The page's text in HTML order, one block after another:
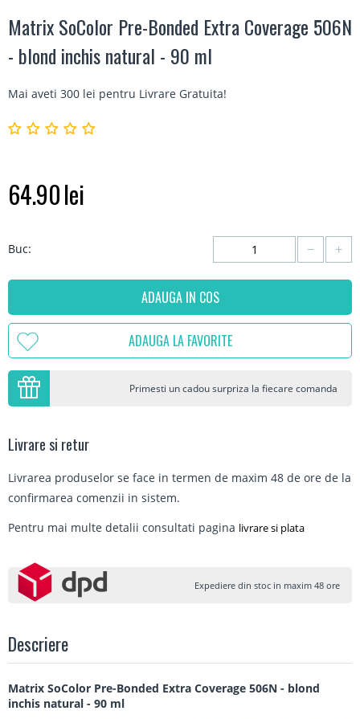
Matrix SoColor Pre-Bonded Extra Coverage 506N
- blond inchis natural - 90 ml
Mai aveti 300 lei pentru Livrare Gratuita!
64.90lei
Buc: +
−
ADAUGA IN COS
ADAUGA LA FAVORITE
Primesti un cadou surpriza la fiecare comanda
Livrare si retur
Livrarea produselor se face in termen de maxim 48 de ore de la
confirmarea comenzii in sistem.
Pentru mai multe detalii consultati pagina livrare si plata
Expediere din stoc in maxim 48 ore
Descriere
Matrix SoColor Pre-Bonded Extra Coverage 506N - blond
inchis natural - 90 ml